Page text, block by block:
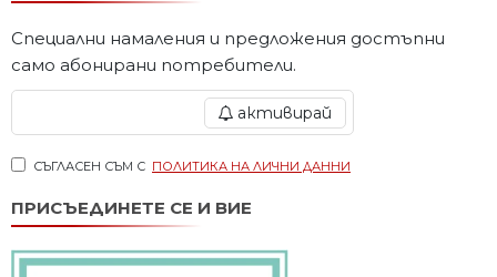
Специални намаления и предложения достъпни
само абонирани потребители.
активирай
СЪГЛАСЕН СЪМ С ПОЛИТИКА НА ЛИЧНИ ДАННИ
ПРИСЪЕДИНЕТЕ СЕ И ВИЕ